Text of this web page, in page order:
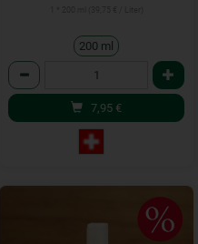
200 ml
Anzahl
7,95 €